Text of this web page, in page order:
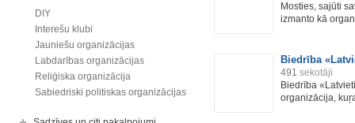
DIY
Interešu klubi
Jauniešu organizācijas
Labdarības organizācijas
Reliģiska organizācija
Sabiedriski politiskas organizācijas
Mosties, sajūti
izmanto kā
Biedrība
491 sekotāji
Biedrība
organizācija,